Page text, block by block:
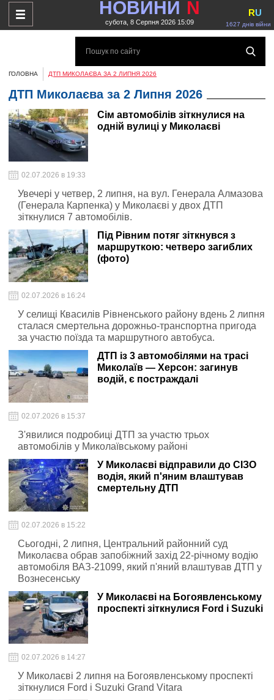
НОВИНИ N
субота, 8 Серпня 2026 15:09 1627 днів війни
RU
ГОЛОВНА ДТП МИКОЛАЄВА ЗА 2 ЛИПНЯ 2026
ДТП Миколаєва за 2 Липня 2026
Сім автомобілів зіткнулися на
одній вулиці у Миколаєві
02.07.2026 в 19:33
Увечері у четвер, 2 липня, на вул. Генерала Алмазова
(Генерала Карпенка) у Миколаєві у двох ДТП
зіткнулися 7 автомобілів.
Під Рівним потяг зіткнувся з
маршруткою: четверо загиблих
(фото)
02.07.2026 в 16:24
У селищі Квасилів Рівненського району вдень 2 липня
сталася смертельна дорожньо-транспортна пригода
за участю поїзда та маршрутного автобуса.
ДТП із 3 автомобілями на трасі
Миколаїв — Херсон: загинув
водій, є постраждалі
02.07.2026 в 15:37
З'явилися подробиці ДТП за участю трьох
автомобілів у Миколаївському районі
У Миколаєві відправили до СІЗО
водія, який п'яним влаштував
смертельну ДТП
02.07.2026 в 15:22
Сьогодні, 2 липня, Центральний районний суд
Миколаєва обрав запобіжний захід 22-річному водію
автомобіля ВАЗ-21099, який п'яний влаштував ДТП у
Вознесенську
У Миколаєві на Богоявленському
проспекті зіткнулися Ford і Suzuki
02.07.2026 в 14:27
У Миколаєві 2 липня на Богоявленському проспекті
зіткнулися Ford і Suzuki Grand Vitara